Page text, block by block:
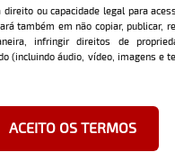
é a sua posição
mulher? Ficaria?
direito ou capacidade legal para
também em não copiar, publicar,
infringir direitos de
(incluindo áudio, vídeo, imagens e
ACEITO OS TERMOS